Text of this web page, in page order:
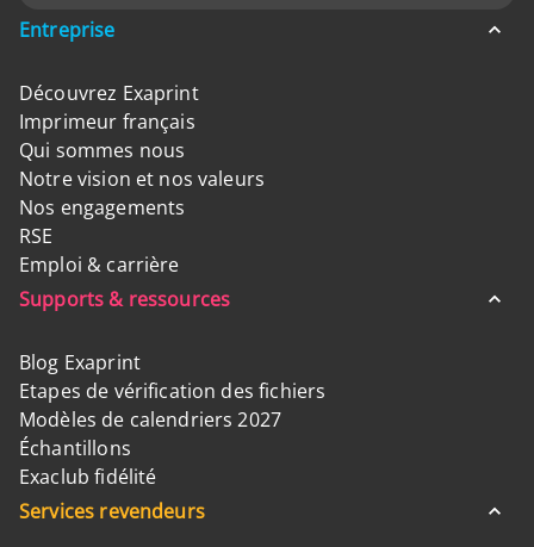
Entreprise
Découvrez Exaprint
Imprimeur français
Qui sommes nous
Notre vision et nos valeurs
Nos engagements
RSE
Emploi & carrière
Supports & ressources
Blog Exaprint
Etapes de vérification des fichiers
Modèles de calendriers 2027
Échantillons
Exaclub fidélité
Services revendeurs